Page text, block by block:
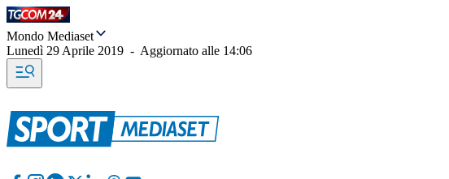
Mondo Mediaset
Lunedì 29 Aprile 2019 - Aggiornato alle 14:06